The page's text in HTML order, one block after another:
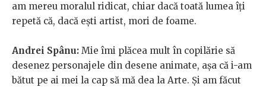
am mereu moralul ridicat, chiar dacă toată lumea îți
repetă că, dacă ești artist, mori de foame.
Andrei Spânu: Mie îmi plăcea mult în copilărie să
desenez personajele din desene animate, așa că i-am
bătut pe ai mei la cap să mă dea la Arte. Și am făcut